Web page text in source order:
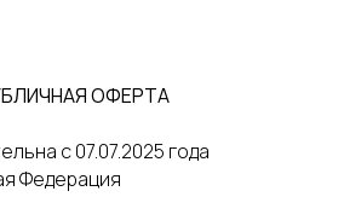
ОФЕРТА
с 07.07.2025 года
Федерация